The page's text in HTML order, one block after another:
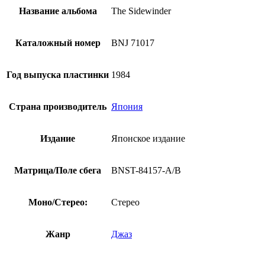
Sidewinder
(Винил,
Оби)
Название альбома The Sidewinder
Каталожный номер BNJ 71017
Год выпуска пластинки 1984
Страна производитель Япония
Издание Японское издание
Матрица/Поле сбега BNST-84157-A/B
Моно/Стерео: Стерео
Жанр Джаз